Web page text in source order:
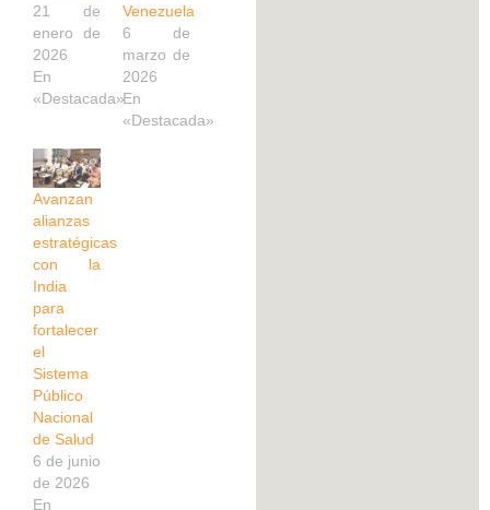
21 de
enero de
2026
En
«Destacada»
Venezuela
6 de
marzo de
2026
En
«Destacada»
Avanzan
alianzas
estratégicas
con la
India
para
fortalecer
el
Sistema
Público
Nacional
de Salud
6 de junio
de 2026
En